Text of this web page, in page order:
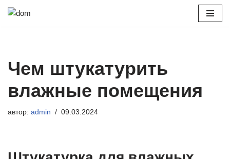
Чем штукатурить
влажные помещения
автор: admin 09.03.2024